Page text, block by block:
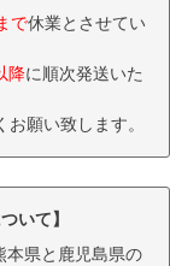
で休業とさせてい
降に順次発送いた
願い致します。
いて】
本県と鹿児島県の